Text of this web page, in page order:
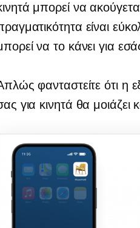
μπορεί να
είναι
να το κάνει για
φανταστείτε ότι η
για κινητά θα μοιάζει